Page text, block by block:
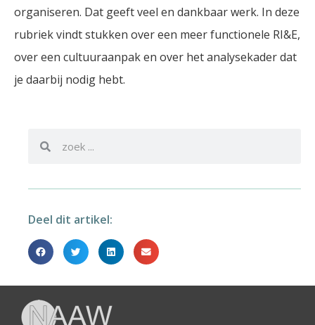
organiseren. Dat geeft veel en dankbaar werk. In deze
rubriek vindt stukken over een meer functionele RI&E,
over een cultuuraanpak en over het analysekader dat
je daarbij nodig hebt.
Deel dit artikel: